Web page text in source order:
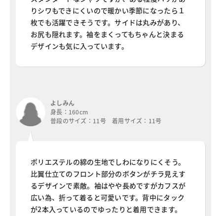
りシワもできにくいので暖かい季節になったら１
枚でも活躍できそうです。サイドは丸みがあり、
お尻も隠れます。袖をまくってもちゃんと決まる
デザインも気に入っています。
よしみん
身長：160cm
普段のサイズ：11号 着用サイズ：11号
ポリエステルの綿の生地でしわになりにくそう。
比翼仕立てのフロント部分のボタンがチラ見えす
るデザインで素敵。袖はやや長めですがカフスが
広い為、折って着ると可愛いです。背中にタック
が2本入っているのでゆったりと着用できます。